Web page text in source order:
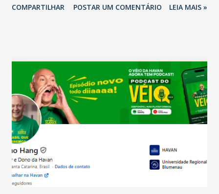
relação ao último trimestre deste ano, 56% também
confraternizações de fim de ano e pelo pagamento do 13º
Salário para um número maior de trabalhadores, já que o
país tem a menor taxa de desemprego dos anos recentes.
Ainda segundo a Pesquisa, em novembro de 2025, 40% dos
bares e restaurantes operaram com lucro e outros 40%
registraram equilíbrio financeiro. Já o percentual de
estabelecimentos no prejuízo ficou em 19%, pouco abaixo
do observado no mês anterior. Outros 1% não existiam em
novembro. Em relação a outubro, o faturamento também
COMPARTILHAR POSTAR UM COMENTÁRIO LEIA MAIS »